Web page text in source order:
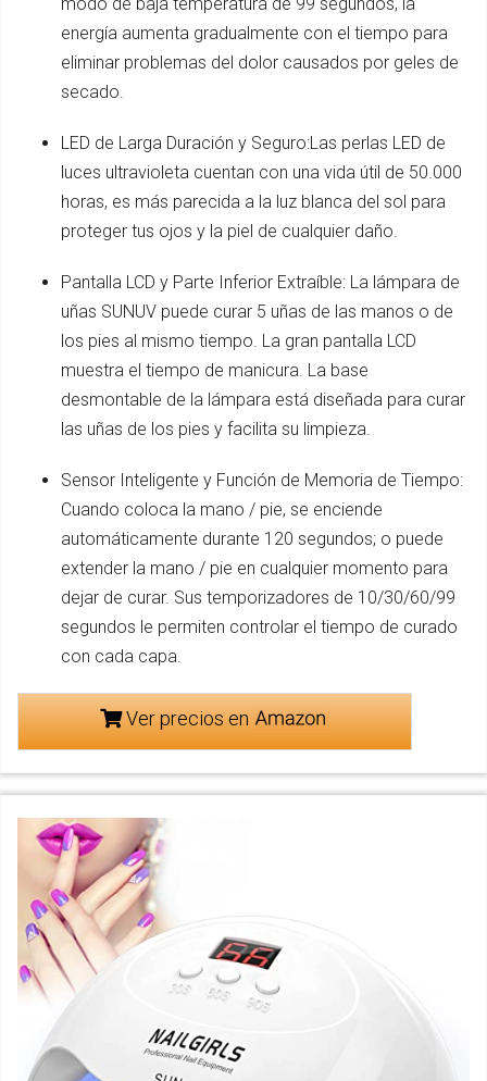
energía aumenta gradualmente con el tiempo para
eliminar problemas del dolor causados por geles de
secado.
LED de Larga Duración y Seguro:Las perlas LED de
luces ultravioleta cuentan con una vida útil de 50.000
horas, es más parecida a la luz blanca del sol para
proteger tus ojos y la piel de cualquier daño.
Pantalla LCD y Parte Inferior Extraíble: La lámpara de
uñas SUNUV puede curar 5 uñas de las manos o de
los pies al mismo tiempo. La gran pantalla LCD
muestra el tiempo de manicura. La base
desmontable de la lámpara está diseñada para curar
las uñas de los pies y facilita su limpieza.
Sensor Inteligente y Función de Memoria de Tiempo:
Cuando coloca la mano / pie, se enciende
automáticamente durante 120 segundos; o puede
extender la mano / pie en cualquier momento para
dejar de curar. Sus temporizadores de 10/30/60/99
segundos le permiten controlar el tiempo de curado
con cada capa.
Ver precios en